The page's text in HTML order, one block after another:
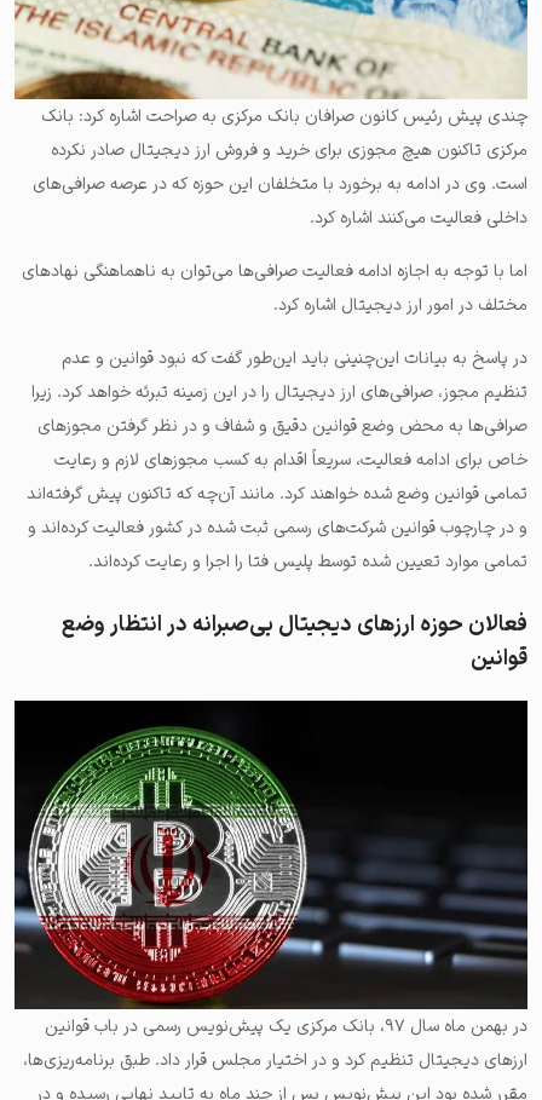
چندی پیش رئیس کانون صرافان بانک مرکزی به صراحت اشاره کرد: بانک
مرکزی تاکنون هیچ مجوزی برای خرید و فروش ارز دیجیتال صادر نکرده
است. وی در ادامه به برخورد با متخلفان این حوزه که در عرصه صرافی‌های
داخلی فعالیت می‌کنند اشاره کرد.
اما با توجه به اجازه ادامه فعالیت صرافی‌ها می‌توان به ناهماهنگی نهادهای
مختلف در امور ارز دیجیتال اشاره کرد.
در پاسخ به بیانات این‌چنینی باید این‌طور گفت که نبود قوانین و عدم
تنظیم مجوز، صرافی‌های ارز دیجیتال را در این زمینه تبرئه خواهد کرد. زیرا
صرافی‌‌ها به محض وضع قوانین دقیق و شفاف و در نظر گرفتن مجوزهای
خاص برای ادامه فعالیت، سریعاً اقدام به کسب مجوزهای لازم و رعایت
تمامی قوانین وضع شده خواهند کرد. مانند آن‌چه که تا‌کنون پیش گرفته‌اند
و در چارچوب قوانین شرکت‌های رسمی ثبت شده در کشور فعالیت کرده‌‌اند و
تمامی موارد تعیین شده توسط پلیس فتا را اجرا و رعایت کرده‌‌اند.
فعالان حوزه ارزهای دیجیتال بی‌صبرانه در انتظار وضع
قوانین
در بهمن ماه سال ۹۷، بانک مرکزی یک پیش‌نویس رسمی در باب قوانین
ارزهای دیجیتال تنظیم کرد و در اختیار مجلس قرار داد. طبق برنامه‌ریزی‌ها،
مقرر شده بود این پیش‌نویس پس از چند ماه به تایید نهایی رسیده و در